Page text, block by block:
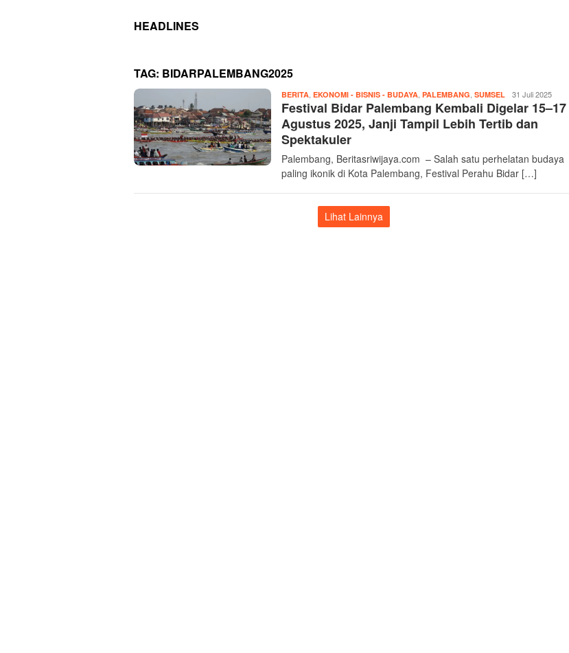
HEADLINES
TAG: BIDARPALEMBANG2025
BERITA EKONOMI - BISNIS - BUDAYA PALEMBANG SUMSEL Redaksi
31 Juli 2025
Festival Bidar Palembang Kembali Digelar 15–17
Agustus 2025, Janji Tampil Lebih Tertib dan
Spektakuler
Palembang, Beritasriwijaya.com – Salah satu perhelatan budaya
paling ikonik di Kota Palembang, Festival Perahu Bidar […]
Lihat Lainnya